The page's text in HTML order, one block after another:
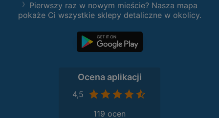
Pierwszy raz w nowym mieście? Nasza mapa
pokaże Ci wszystkie sklepy detaliczne w okolicy.
Ocena aplikacji
4,5
119 ocen